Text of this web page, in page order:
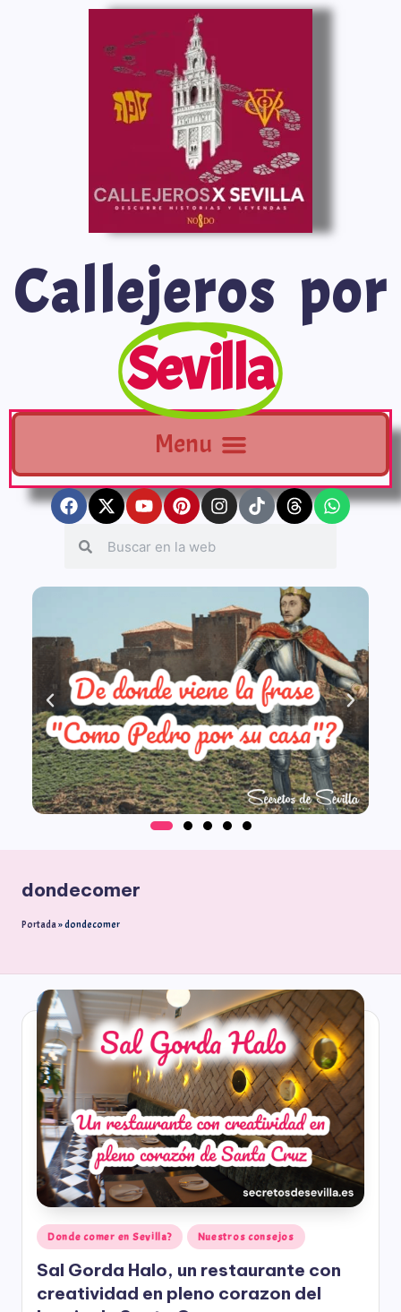
Callejeros por
Sevilla
dondecomer
Portada»dondecomer
Donde comer en Sevilla? Nuestros consejos
Sal Gorda Halo, un restaurante con
creatividad en pleno corazon del